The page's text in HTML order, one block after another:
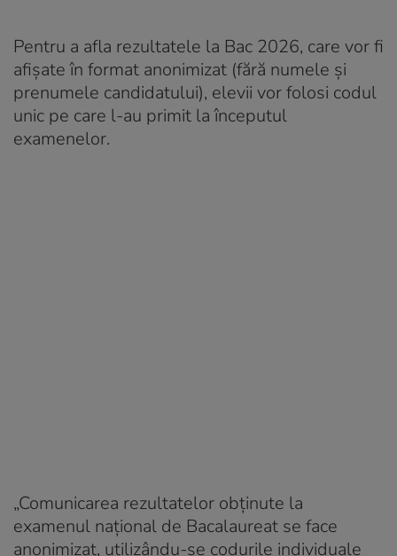
Pentru a afla rezultatele la Bac 2026, care vor fi
afișate în format anonimizat (fără numele și
prenumele candidatului), elevii vor folosi codul
unic pe care l-au primit la începutul
examenelor.
„Comunicarea rezultatelor obținute la
examenul național de Bacalaureat se face
anonimizat, utilizându-se codurile individuale